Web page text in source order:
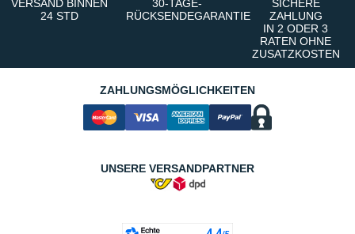
VERSAND BINNEN
24 STD
30-TAGE-
RÜCKSENDEGARANTIE
SICHERE
ZAHLUNG
IN 2 ODER 3
RATEN OHNE
ZUSATZKOSTEN
ZAHLUNGSMÖGLICHKEITEN
UNSERE VERSANDPARTNER